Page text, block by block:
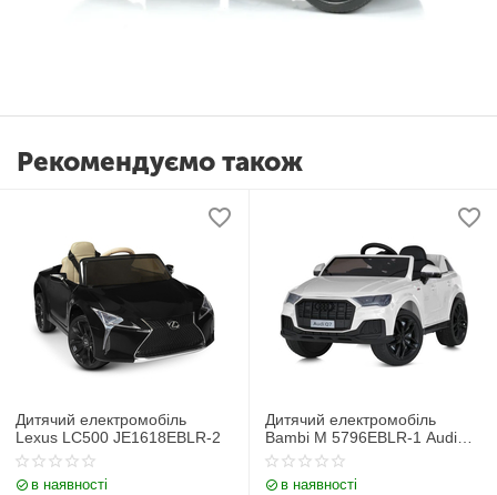
Рекомендуємо також
Дитячий електромобіль
Lexus LC500 JE1618EBLR-2
в наявності
Дитячий електромобіль
Bambi M 5796EBLR-1 Audi
Q7
в наявності